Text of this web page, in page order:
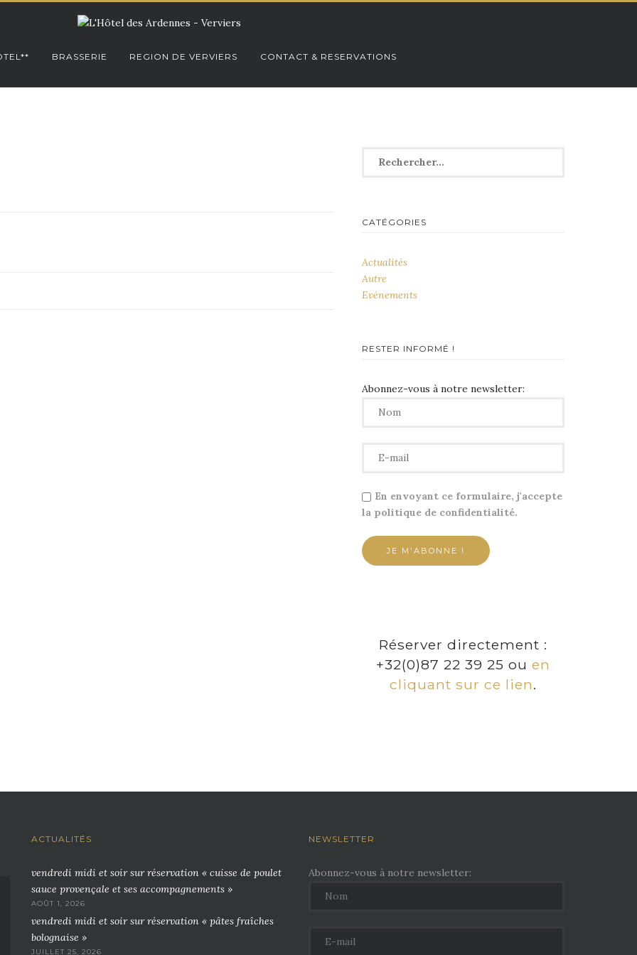
BRASSERIE REGION DE VERVIERS CONTACT & RESERVATIONS
CATÉGORIES
Actualités
Autre
Evénements
RESTER INFORMÉ !
Abonnez-vous à notre newsletter:
En envoyant ce formulaire, j'accepte
la politique de confidentialité.
Réserver directement :
+32(0)87 22 39 25 ou en
cliquant sur ce lien.
ACTUALITÉS
vendredi midi et soir sur réservation « cuisse de poulet
sauce provençale et ses accompagnements »
AOÛT 1, 2026
vendredi midi et soir sur réservation « pâtes fraîches
bolognaise »
JUILLET 25, 2026
NEWSLETTER
Abonnez-vous à notre newsletter: